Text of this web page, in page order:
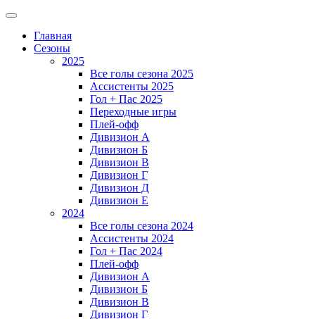
Главная
Сезоны
2025
Все голы сезона 2025
Ассистенты 2025
Гол + Пас 2025
Переходные игры
Плей-офф
Дивизион A
Дивизион Б
Дивизион В
Дивизион Г
Дивизион Д
Дивизион Е
2024
Все голы сезона 2024
Ассистенты 2024
Гол + Пас 2024
Плей-офф
Дивизион A
Дивизион Б
Дивизион В
Дивизион Г